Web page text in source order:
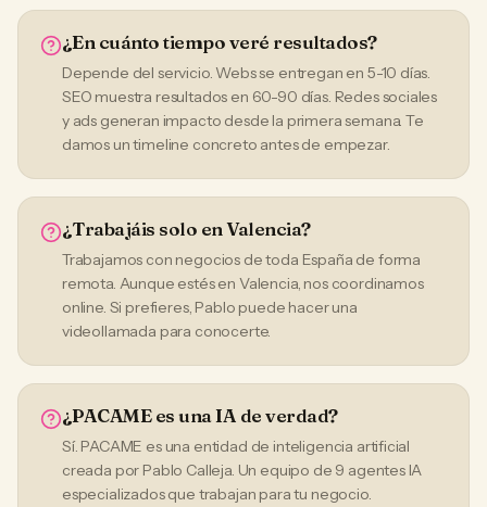
¿En cuánto tiempo veré resultados?
Depende del servicio. Webs se entregan en 5-10 días.
SEO muestra resultados en 60-90 días. Redes sociales
y ads generan impacto desde la primera semana. Te
damos un timeline concreto antes de empezar.
¿Trabajáis solo en Valencia?
Trabajamos con negocios de toda España de forma
remota. Aunque estés en Valencia, nos coordinamos
online. Si prefieres, Pablo puede hacer una
videollamada para conocerte.
¿PACAME es una IA de verdad?
Sí. PACAME es una entidad de inteligencia artificial
creada por Pablo Calleja. Un equipo de 9 agentes IA
especializados que trabajan para tu negocio.